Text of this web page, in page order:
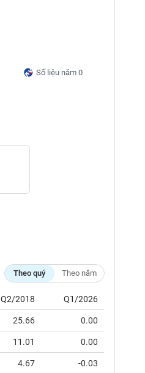
Số liệu năm 0
Theo quý Theo năm
Q2/2018 Q1/2026
25.66 0.00
11.01 0.00
4.67 -0.03